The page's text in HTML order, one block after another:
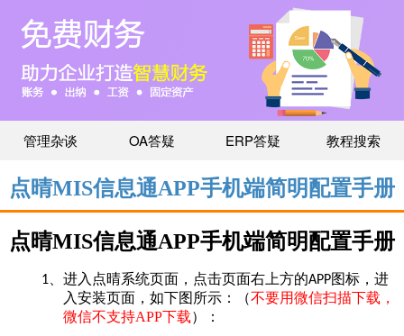
管理杂谈 OA答疑 ERP答疑 教程搜索
点晴MIS信息通APP手机端简明配置手册
点晴MIS信息通APP手机端简明配置手册
1、进入点晴系统页面，点击页面右上方的APP图标，进
入安装页面，如下图所示：（不要用微信扫描下载，
微信不支持APP下载）：